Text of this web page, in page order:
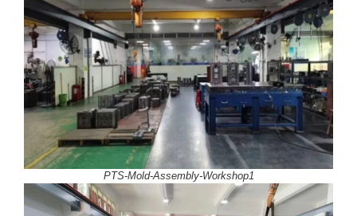
PTS-Mold-Assembly-Workshop1